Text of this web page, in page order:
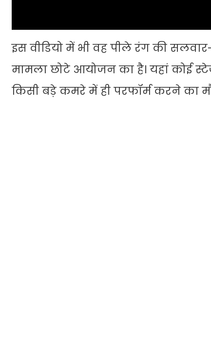
इस वीडियो में भी वह पीले रंग की
मामला छोटे आयोजन का है। यहां कोई
किसी बड़े कमरे में ही परफॉर्म करने का